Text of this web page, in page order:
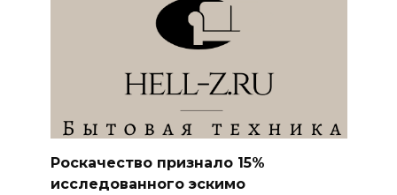
Роскачество признало 15%
исследованного эскимо